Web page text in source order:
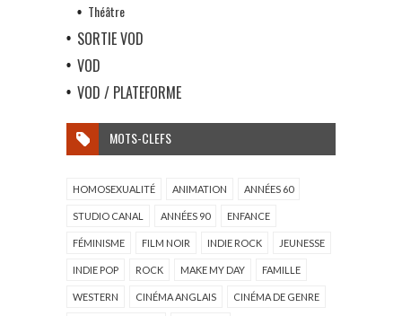
Théâtre
SORTIE VOD
VOD
VOD / PLATEFORME
MOTS-CLEFS
HOMOSEXUALITÉ ANIMATION ANNÉES 60
STUDIO CANAL ANNÉES 90 ENFANCE
FÉMINISME FILM NOIR INDIE ROCK JEUNESSE
INDIE POP ROCK MAKE MY DAY FAMILLE
WESTERN CINÉMA ANGLAIS CINÉMA DE GENRE